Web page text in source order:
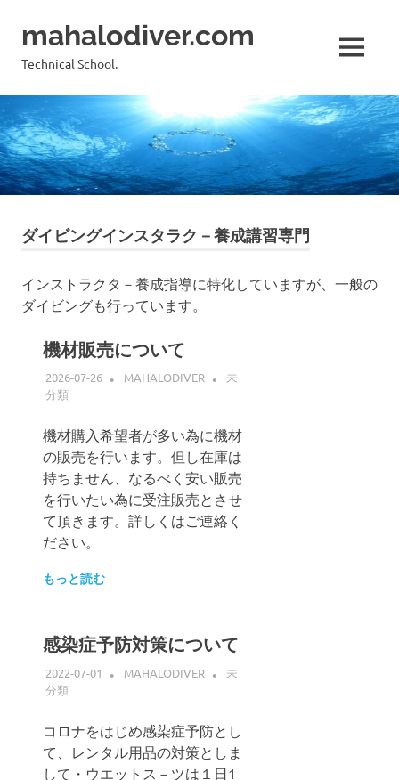
ツ
へ
ス
キ
ッ
mahalodiver.com
Technical School. MENU
ダイビングインスタラク－養成講習専門
インストラクタ－養成指導に特化していますが、一般の
ダイビングも行っています。
機材販売について
2026-07-26 MAHALODIVER
未
分類
機材購入希望者が多い為に機材
の販売を行います。但し在庫は
持ちません、なるべく安い販売
を行いたい為に受注販売とさせ
て頂きます。詳しくはご連絡く
ださい。
もっと読む
感染症予防対策について
2022-07-01 MAHALODIVER
未
分類
コロナをはじめ感染症予防とし
て、レンタル用品の対策としま
して・ウエットス－ツは１日1